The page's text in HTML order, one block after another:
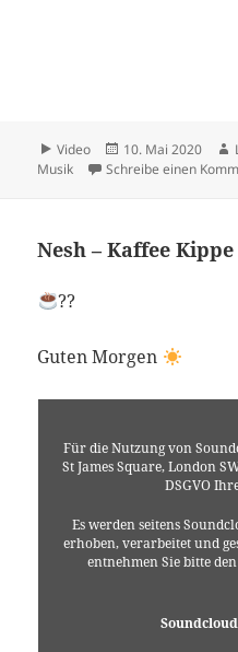
Format
Video
Veröffentlicht
am
10. Mai 2020
Musik
Schreibe einen
Nesh – Kaffee
??
Guten Morgen
Für die Nutzung von
St James Square, London
DSGVO
Es werden seitens
erhoben, verarbeitet und
entnehmen Sie bitte
Soundcloud